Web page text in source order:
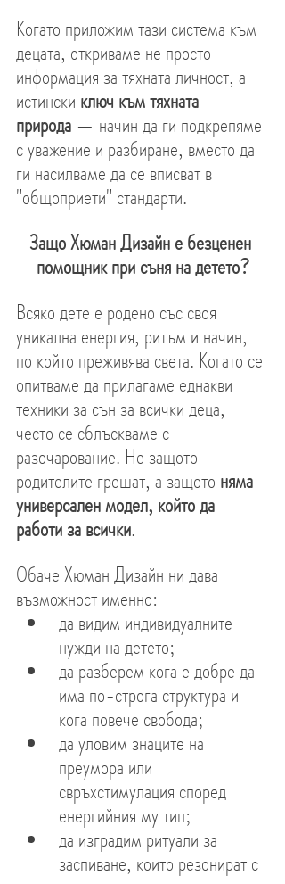
Когато приложим тази система към
децата, откриваме не просто
информация за тяхната личност, а
истински ключ към тяхната
природа — начин да ги подкрепяме
с уважение и разбиране, вместо да
ги насилваме да се вписват в
"общоприети" стандарти.
Защо Хюман Дизайн е безценен
помощник при съня на детето?
Всяко дете е родено със своя
уникална енергия, ритъм и начин,
по който преживява света. Когато се
опитваме да прилагаме еднакви
техники за сън за всички деца,
често се сблъскваме с
разочарование. Не защото
родителите грешат, а защото няма
универсален модел, който да
работи за всички.
Обаче Хюман Дизайн ни дава
възможност именно:
да видим индивидуалните
нужди на детето;
да разберем кога е добре да
има по-строга структура и
кога повече свобода;
да уловим знаците на
преумора или
свръхстимулация според
енергийния му тип;
да изградим ритуали за
заспиване, които резонират с